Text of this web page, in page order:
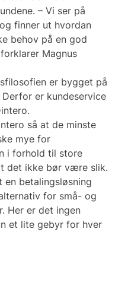
– Vi ser på
finner ut hvordan
behov på en god
Magnus
er bygget på
er kundeservice
så at de minste
mye for
i forhold til store
det ikke bør være slik.
betalingsløsning
for små- og
Her er det ingen
et lite gebyr for hver